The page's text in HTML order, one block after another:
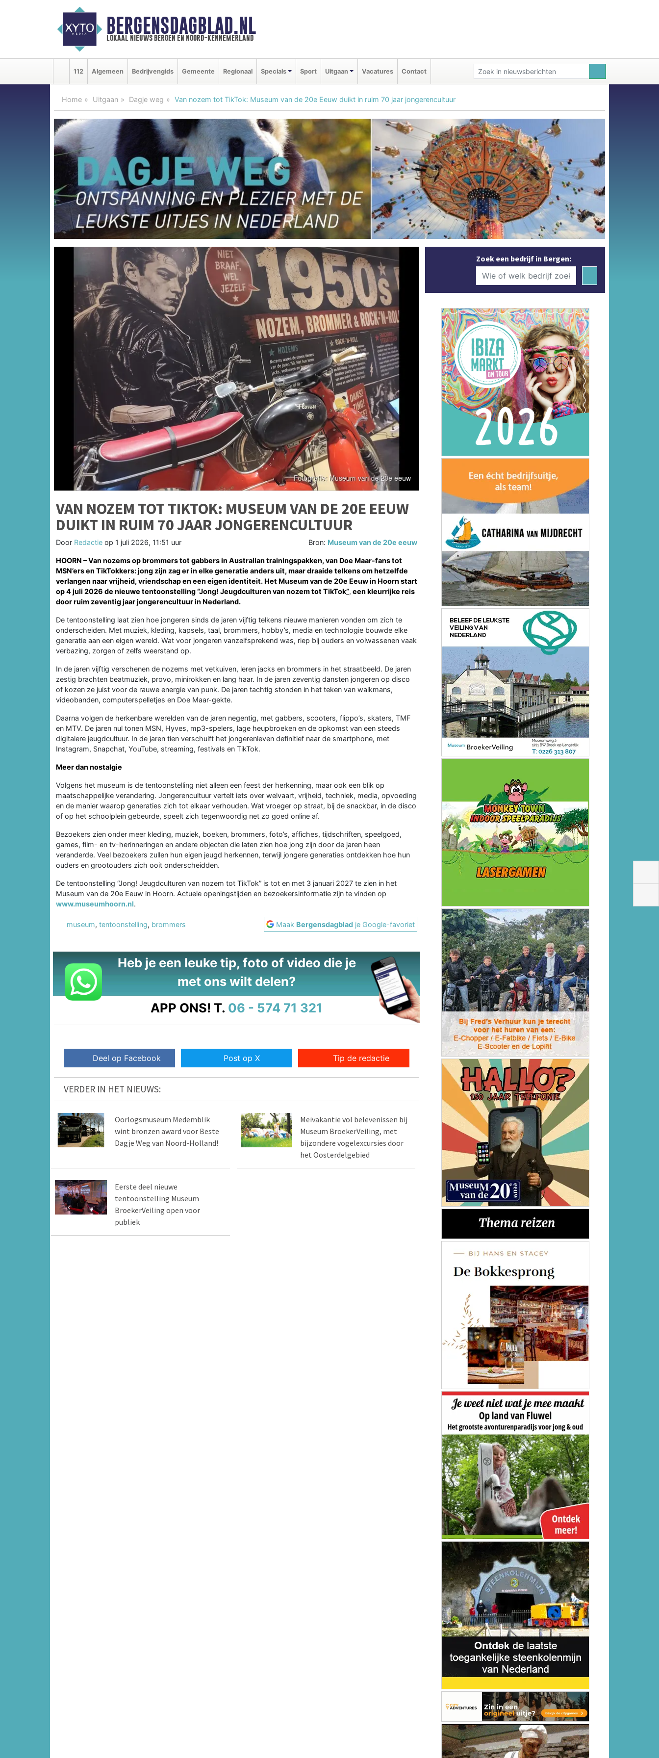
BERGENSDAGBLAD.NL
lokaal nieuws bergen en noord-kennemerland
112 Algemeen Bedrijvengids Gemeente Regionaal Specials Sport Uitgaan Vacatures Contact
Home Uitgaan Dagje weg Van nozem tot TikTok: Museum van de 20e Eeuw duikt in ruim 70 jaar jongerencultuur
VAN NOZEM TOT TIKTOK: MUSEUM VAN DE 20E EEUW
DUIKT IN RUIM 70 JAAR JONGERENCULTUUR
Door Redactie op 1 juli 2026, 11:51 uur Bron: Museum van de 20e eeuw
HOORN – Van nozems op brommers tot gabbers in Australian trainingspakken, van Doe Maar-fans tot
MSN’ers en TikTokkers: jong zijn zag er in elke generatie anders uit, maar draaide telkens om hetzelfde
verlangen naar vrijheid, vriendschap en een eigen identiteit. Het Museum van de 20e Eeuw in Hoorn start
op 4 juli 2026 de nieuwe tentoonstelling“Jong! Jeugdculturen van nozem tot TikTok”, een kleurrijke reis
door ruim zeventig jaar jongerencultuur in Nederland.
De tentoonstelling laat zien hoe jongeren sinds de jaren vijftig telkens nieuwe manieren vonden om zich te
onderscheiden. Met muziek, kleding, kapsels, taal, brommers, hobby’s, media en technologie bouwde elke
generatie aan een eigen wereld. Wat voor jongeren vanzelfsprekend was, riep bij ouders en volwassenen vaak
verbazing, zorgen of zelfs weerstand op.
In de jaren vijftig verschenen de nozems met vetkuiven, leren jacks en brommers in het straatbeeld. De jaren
zestig brachten beatmuziek, provo, minirokken en lang haar. In de jaren zeventig dansten jongeren op disco
of kozen ze juist voor de rauwe energie van punk. De jaren tachtig stonden in het teken van walkmans,
videobanden, computerspelletjes en Doe Maar-gekte.
Daarna volgen de herkenbare werelden van de jaren negentig, met gabbers, scooters, flippo’s, skaters, TMF
en MTV. De jaren nul tonen MSN, Hyves, mp3-spelers, lage heupbroeken en de opkomst van een steeds
digitalere jeugdcultuur. In de jaren tien verschuift het jongerenleven definitief naar de smartphone, met
Instagram, Snapchat, YouTube, streaming, festivals en TikTok.
Meer dan nostalgie
Volgens het museum is de tentoonstelling niet alleen een feest der herkenning, maar ook een blik op
maatschappelijke verandering. Jongerencultuur vertelt iets over welvaart, vrijheid, techniek, media, opvoeding
en de manier waarop generaties zich tot elkaar verhouden. Wat vroeger op straat, bij de snackbar, in de disco
of op het schoolplein gebeurde, speelt zich tegenwoordig net zo goed online af.
Bezoekers zien onder meer kleding, muziek, boeken, brommers, foto’s, affiches, tijdschriften, speelgoed,
games, film- en tv-herinneringen en andere objecten die laten zien hoe jong zijn door de jaren heen
veranderde. Veel bezoekers zullen hun eigen jeugd herkennen, terwijl jongere generaties ontdekken hoe hun
ouders en grootouders zich ooit onderscheidden.
De tentoonstelling “Jong! Jeugdculturen van nozem tot TikTok” is tot en met 3 januari 2027 te zien in het
Museum van de 20e Eeuw in Hoorn. Actuele openingstijden en bezoekersinformatie zijn te vinden op
www.museumhoorn.nl.
museum, tentoonstelling, brommers Maak Bergensdagblad je Google-favoriet
Heb je een leuke tip, foto of video die je
met ons wilt delen?
APP ONS! T. 06 - 574 71 321
Deel op Facebook Post op X Tip de redactie
VERDER IN HET NIEUWS:
Oorlogsmuseum Medemblik
wint bronzen award voor Beste
Dagje Weg van Noord-Holland!
Meivakantie vol belevenissen bij
Museum BroekerVeiling, met
bijzondere vogelexcursies door
het Oosterdelgebied
Eerste deel nieuwe
tentoonstelling Museum
BroekerVeiling open voor
publiek
Zoek een bedrijf in Bergen: